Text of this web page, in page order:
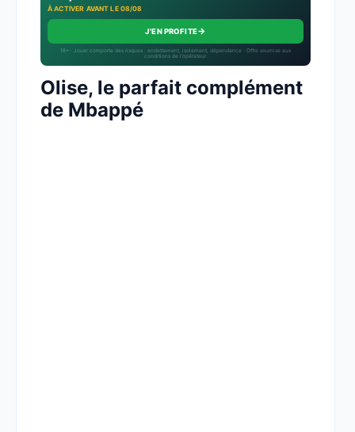
À ACTIVER AVANT LE 08/08
J'EN PROFITE→
18+ · Jouer comporte des risques : endettement, isolement, dépendance · Offre soumise aux
conditions de l’opérateur.
Olise, le parfait complément
de Mbappé